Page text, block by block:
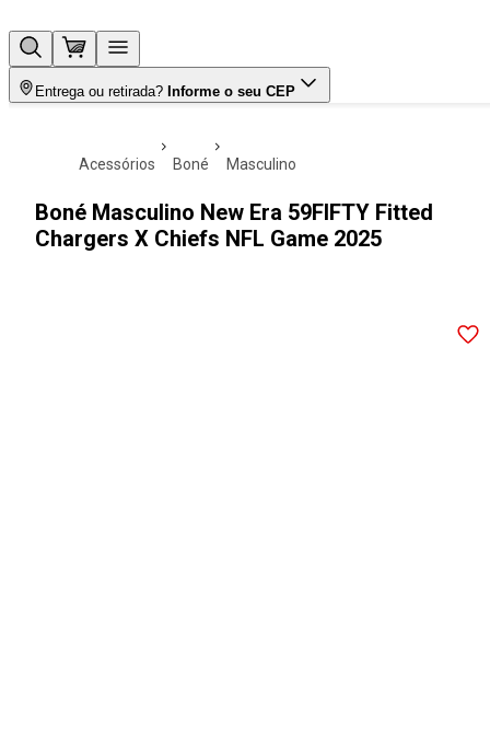
Entrega ou retirada? Informe o seu CEP
acessórios boné masculino
Boné Masculino New Era 59FIFTY Fitted
Chargers X Chiefs NFL Game 2025